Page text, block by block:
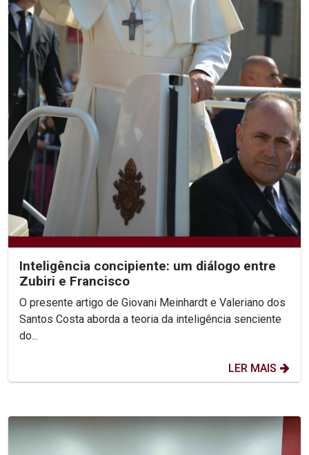
Inteligência concipiente: um diálogo entre
Zubiri e Francisco
O presente artigo de Giovani Meinhardt e Valeriano dos
Santos Costa aborda a teoria da inteligência senciente
do...
LER MAIS